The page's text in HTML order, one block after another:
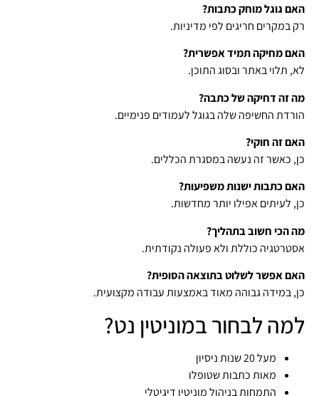
האם גוגל מוחק כתבות?
רק במקרים חריגים לפי מדיניות.
האם מחיקה תמיד אפשרית?
לא, תלוי באתר ובסוג התוכן.
מה זה דחיקה של כתבה?
הורדת החשיפה שלה בגוגל לעמודים פנימיים.
האם זה חוקי?
כן, כאשר זה נעשה במסגרת הכללים.
האם כתבות ישנות משפיעות?
כן, לעיתים אפילו יותר מחדשות.
מה הכי חשוב בתהליך?
אסטרטגיה כוללת ולא פעולה נקודתית.
האם אפשר לשלוט בתוצאה הסופית?
כן, במידה גבוהה מאוד באמצעות עבודה מקצועית.
למה לבחור במוניטין נט?
מעל 20 שנות ניסיון
מאות כתבות שטופלו
התמחות בניהול מוניטין דיגיטלי